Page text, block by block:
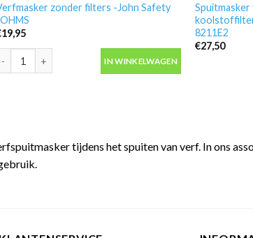
FFA2 maat L -Gerson 8311E2 aantal
zonder filters -John Safety
19,95
Verfmasker zonder filters -John Safety JOHMS aantal
IN WINKELWAGEN
koolstoffilter
8211E2
€27,50
tijdens het spuiten van verf. In ons